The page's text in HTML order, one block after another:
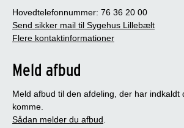
Hovedtelefonnummer: 76 36 20 00
Send sikker mail til Sygehus Lillebælt
Flere kontaktinformationer
Meld afbud
Meld afbud til den afdeling, der har indkaldt
komme.
Sådan melder du afbud.